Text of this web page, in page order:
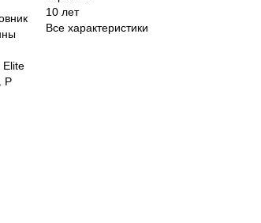
10 лет
Все характеристики